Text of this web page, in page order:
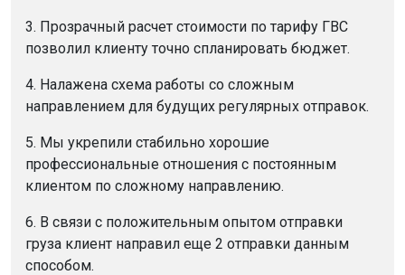
3. Прозрачный расчет стоимости по тарифу ГВС
позволил клиенту точно спланировать бюджет.
4. Налажена схема работы со сложным
направлением для будущих регулярных отправок.
5. Мы укрепили стабильно хорошие
профессиональные отношения с постоянным
клиентом по сложному направлению.
6. В связи с положительным опытом отправки
груза клиент направил еще 2 отправки данным
способом.